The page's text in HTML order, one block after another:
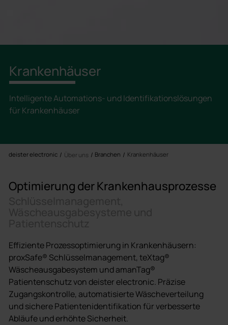
Krankenhäuser
Intelligente Automations- und Identifikationslösungen
für Krankenhäuser
deister electronic Über uns Branchen Krankenhäuser
Optimierung der Krankenhausprozesse
Effiziente Prozessoptimierung in Krankenhäusern:
proxSafe® Schlüsselmanagement, teXtag®
Wäscheausgabesystem und amanTag®
Patientenschutz von deister electronic. Präzise
Zugangskontrolle, automatisierte Wäscheverteilung
und sichere Patientenidentifikation für verbesserte
Abläufe und erhöhte Sicherheit.